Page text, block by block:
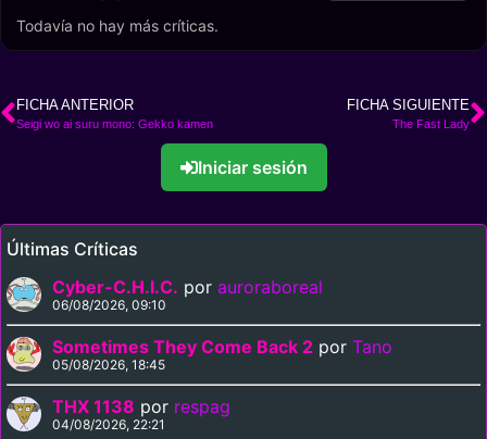
Broderick,
Sheldon Bull
Todavía no hay más críticas.
FICHA ANTERIOR
Seigi wo ai suru mono: Gekko kamen
FICHA SIGUIENTE
The Fast Lady
Iniciar sesión
Últimas Críticas
Cyber-C.H.I.C. por auroraboreal
06/08/2026, 09:10
Sometimes They Come Back 2 por Tano
05/08/2026, 18:45
THX 1138 por respag
04/08/2026, 22:21